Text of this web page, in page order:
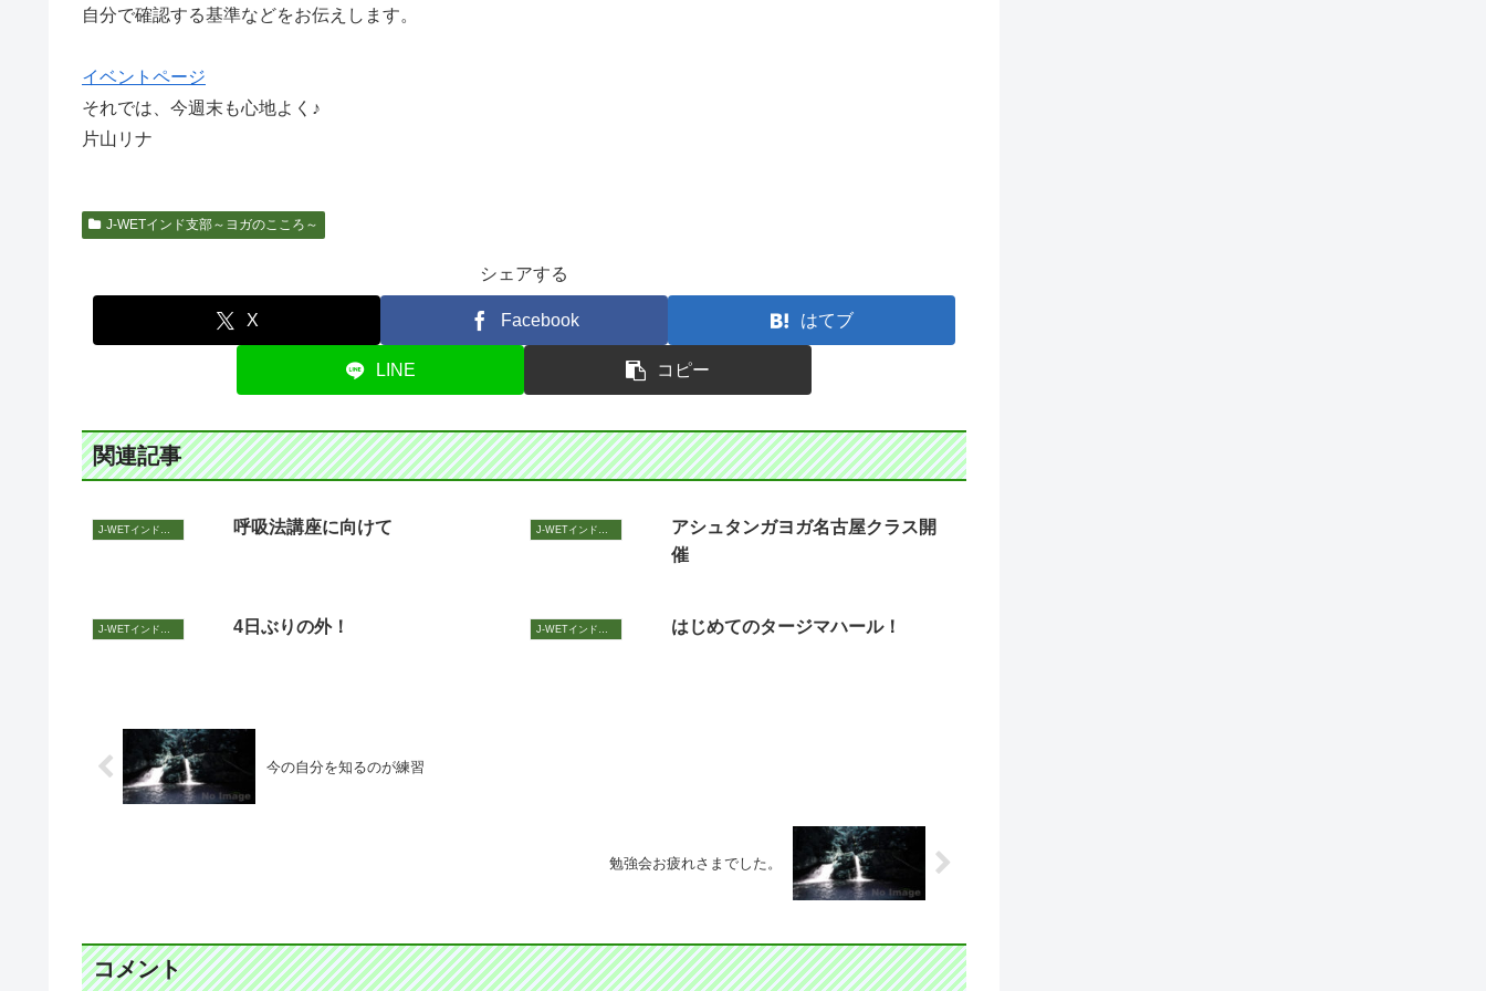
自分で確認する基準などをお伝えします。
イベントページ
それでは、今週末も心地よく♪
片山リナ
J-WETインド支部～ヨガのこころ～
シェアする
X Facebook はてブ
LINE コピー
関連記事
J-WETインド支部～ヨガのこころ～ 呼吸法講座に向けて J-WETインド支部～ヨガのこころ～
アシュタンガヨガ名古屋クラス開
催
J-WETインド支部～ヨガのこころ～ 4日ぶりの外！ J-WETインド支部～ヨガのこころ～ はじめてのタージマハール！
今の自分を知るのが練習
勉強会お疲れさまでした。
コメント